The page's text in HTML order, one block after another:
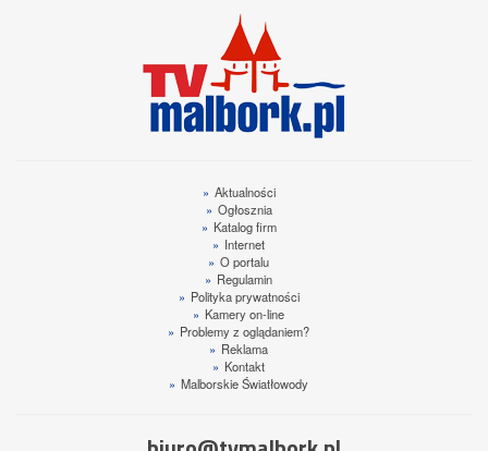
» Aktualności
» Ogłosznia
» Katalog firm
» Internet
» O portalu
» Regulamin
» Polityka prywatności
» Kamery on-line
» Problemy z oglądaniem?
» Reklama
» Kontakt
» Malborskie Światłowody